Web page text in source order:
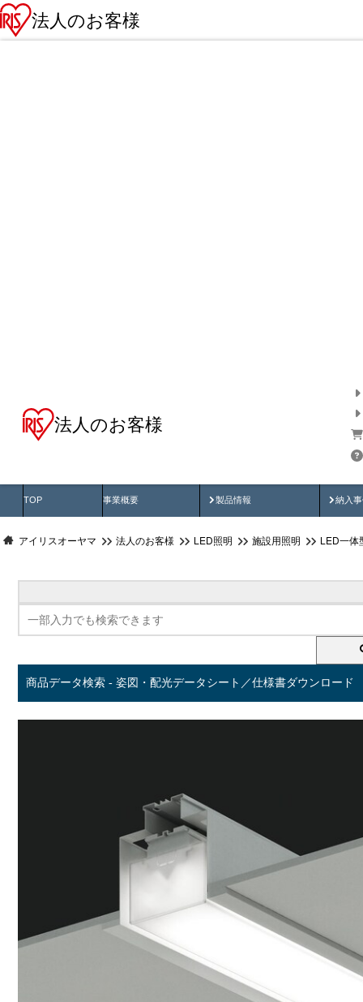
法人のお客様
法人のお客様
TOP 事業概要 製品情報
製品動画 納入
納
アイリスオーヤマ 法人のお客様 LED照明 施設用照明 LED一体
商品データ検索 - 姿図・配光データシート／仕様書ダウンロード